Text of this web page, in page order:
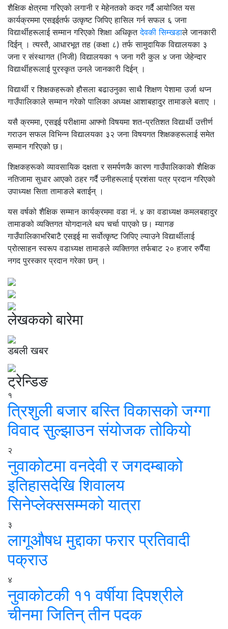
शैक्षिक क्षेत्रमा गरिएको लगानी र मेहेनतको कदर गर्दै आयोजित यस
कार्यक्रममा एसइईतर्फ उत्कृष्ट जिपिए हासिल गर्न सफल ६ जना
विद्यार्थीहरूलाई सम्मान गरिएको शिक्षा अधिकृतदेवकी सिम्खडाले जानकारी
दिईन् । त्यस्तै, आधारभूत तह (कक्षा ८) तर्फ सामुदायिक विद्यालयका ३
जना र संस्थागत (निजी) विद्यालयका १ जना गरी कुल ४ जना जेहेन्दार
विद्यार्थीहरूलाई पुरस्कृत उनले जानकारी दिईन् ।
विद्यार्थी र शिक्षकहरूको हौसला बढाउनुका साथै शिक्षण पेशामा उर्जा थप्न
गाउँपालिकाले सम्मान गरेको पालिका अध्यक्ष आशाबहादुर तामाङले बताए ।
यसै क्रममा, एसइई परीक्षामा आफ्नो विषयमा शत-प्रतिशत विद्यार्थी उत्तीर्ण
गराउन सफल विभिन्न विद्यालयका ३२ जना विषयगत शिक्षकहरूलाई समेत
सम्मान गरिएको छ।
शिक्षकहरूको व्यावसायिक दक्षता र समर्पणकै कारण गाउँपालिकाको शैक्षिक
नतिजामा सुधार आएको ठहर गर्दै उनीहरूलाई प्रशंसा पत्र प्रदान गरिएको
उपाध्यक्ष सिता तामाङले बताईन् ।
यस वर्षको शैक्षिक सम्मान कार्यक्रममा वडा नं. ४ का वडाध्यक्ष कमलबहादुर
तामाङको व्यक्तिगत योगदानले थप चर्चा पाएको छ। म्यागङ
गाउँपालिकाभरिबाटै एसइई मा सर्वोत्कृष्ट जिपिए ल्याउने विद्यार्थीलाई
प्रोत्साहन स्वरूप वडाध्यक्ष तामाङले व्यक्तिगत तर्फबाट २० हजार रुपैँया
नगद पुरस्कार प्रदान गरेका छन् ।
लेखकको बारेमा
डबली खबर
ट्रेन्डिङ
१
त्रिशुली बजार बस्ति विकासको जग्गा
विवाद सुल्झाउन संयोजक तोकियो
२
नुवाकोटमा वनदेवी र जगदम्बाको
इतिहासदेखि शिवालय
सिनेप्लेक्ससम्मको यात्रा
३
लागूऔषध मुद्दाका फरार प्रतिवादी
पक्राउ
४
नुवाकोटकी ११ वर्षीया दिपश्रीले
चीनमा जितिन् तीन पदक